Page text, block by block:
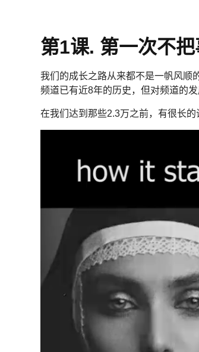
第1课. 第一次不
我们的成长之路从来都不是一帆风顺
频道已有近8年的历史，但对频道的
在我们达到那些2.3万之前，有很长的